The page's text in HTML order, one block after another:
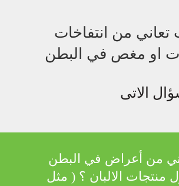
تعاني من انتفاخات
او مغص في البطن
الاتى
من أعراض في البطن
منتجات الالبان ؟ ( مثل